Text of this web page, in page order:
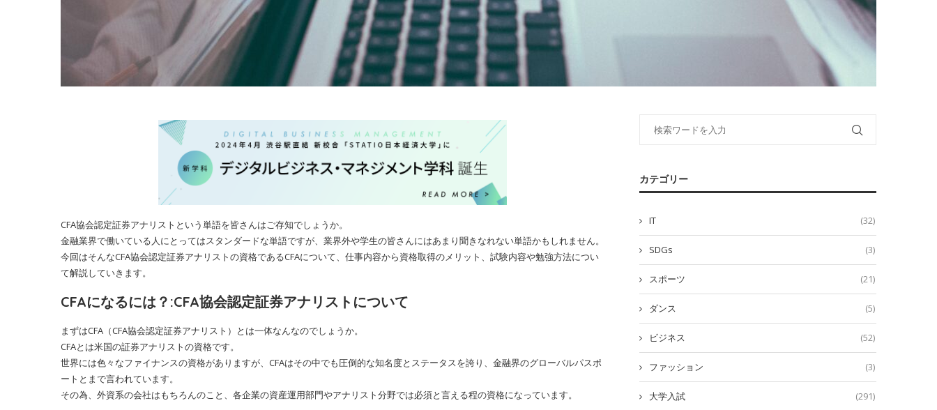
CFA協会認定証券アナリストという単語を皆さんはご存知でしょうか。
金融業界で働いている人にとってはスタンダードな単語ですが、業界外や学生の皆さんにはあまり聞きなれない単語かもしれません。
今回はそんなCFA協会認定証券アナリストの資格であるCFAについて、仕事内容から資格取得のメリット、試験内容や勉強方法につい
て解説していきます。
CFAになるには？:CFA協会認定証券アナリストについて
まずはCFA（CFA協会認定証券アナリスト）とは一体なんなのでしょうか。
CFAとは米国の証券アナリストの資格です。
世界には色々なファイナンスの資格がありますが、CFAはその中でも圧倒的な知名度とステータスを誇り、金融界のグローバルパスポ
ートとまで言われています。
その為、外資系の会社はもちろんのこと、各企業の資産運用部門やアナリスト分野では必須と言える程の資格になっています。
カテゴリー
IT (32)
SDGs (3)
スポーツ (21)
ダンス (5)
ビジネス (52)
ファッション (3)
大学入試 (291)